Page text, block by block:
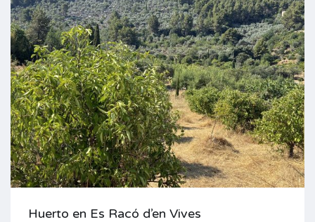
Huerto en Es Racó d’en Vives